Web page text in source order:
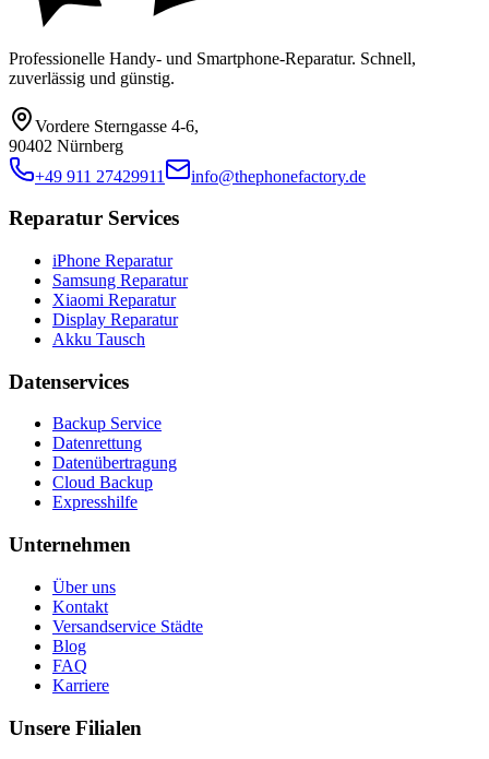
Professionelle Handy- und Smartphone-Reparatur. Schnell,
zuverlässig und günstig.
Vordere Sterngasse 4-6,
90402 Nürnberg
+49 911 27429911
info@thephonefactory.de
Reparatur Services
iPhone Reparatur
Samsung Reparatur
Xiaomi Reparatur
Display Reparatur
Akku Tausch
Datenservices
Backup Service
Datenrettung
Datenübertragung
Cloud Backup
Expresshilfe
Unternehmen
Über uns
Kontakt
Versandservice Städte
Blog
FAQ
Karriere
Unsere Filialen